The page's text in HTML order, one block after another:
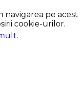
navigarea pe acest
cookie-urilor.